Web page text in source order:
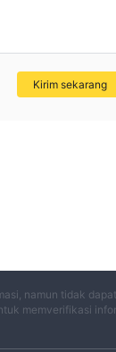
Kirim sekarang
namun tidak
memverifikasi